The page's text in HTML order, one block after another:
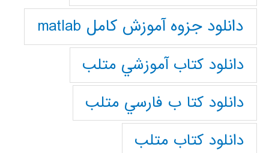
دانلود جزوه آموزش کامل matlab
دانلود كتاب آموزشي متلب
دانلود كتا ب فارسي متلب
دانلود كتاب متلب